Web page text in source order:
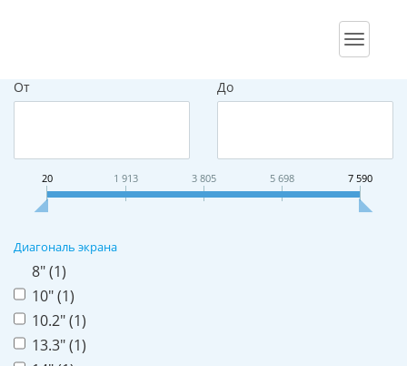
От До
20 1 913 3 805 5 698 7 590
Диагональ экрана
8" (1)
10" (1)
10.2" (1)
13.3" (1)